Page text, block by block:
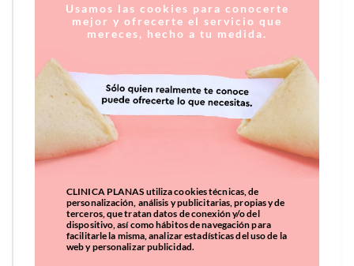
Usamos las cookies para conocerte
mejor y ofrecerte el servicio que
mereces, hecho a tu medida.
CLINICA PLANAS utiliza cookies técnicas, de
personalización, análisis y publicitarias, propias y de
terceros, que tratan datos de conexión y/o del
dispositivo, así como hábitos de navegación para
facilitarle la misma, analizar estadísticas del uso de la
web y personalizar publicidad.